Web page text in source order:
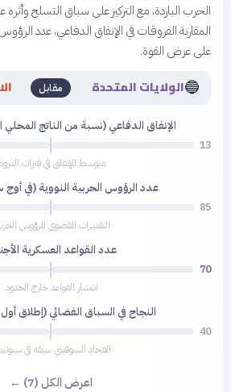
الحرب الباردة، مع التركيز على سباق التسلح وأثره
المقارنة الفروقات في الإنفاق الدفاعي، عدد
على عرض القوة.
🔵الولايات المتحدة مقابل
الإنفاق الدفاعي (نسبة من الناتج المحلي
13
متوسط الإنفاق في فترات
عدد الرؤوس الحربية النووية (في
85
التقديرات القصوى للرؤوس
عدد القواعد العسكرية
70
انتشار القواعد خارج الحدود.
النجاح في السباق الفضائي (إطلاق
40
الاتحاد السوفيتي سبقه في
اعرض الكل (7) ←